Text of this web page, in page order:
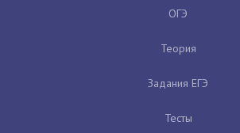
ОГЭ
Теория
Задания ЕГЭ
Тесты